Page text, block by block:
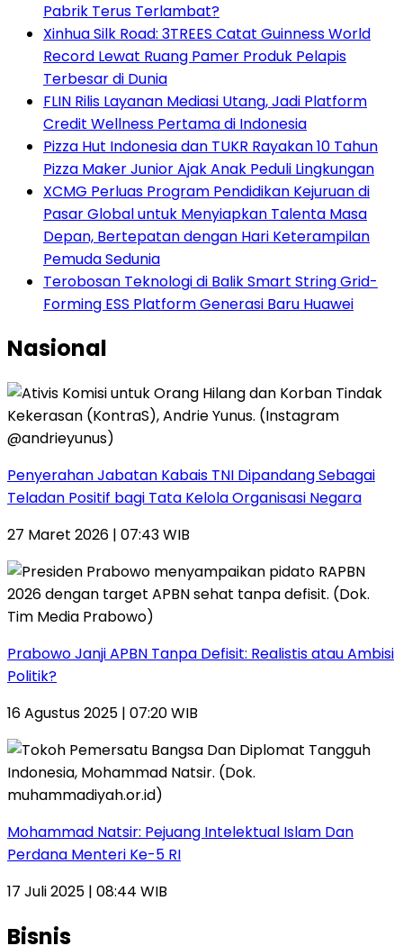
Pabrik Terus Terlambat?
Xinhua Silk Road: 3TREES Catat Guinness World
Record Lewat Ruang Pamer Produk Pelapis
Terbesar di Dunia
FLIN Rilis Layanan Mediasi Utang, Jadi Platform
Credit Wellness Pertama di Indonesia
Pizza Hut Indonesia dan TUKR Rayakan 10 Tahun
Pizza Maker Junior Ajak Anak Peduli Lingkungan
XCMG Perluas Program Pendidikan Kejuruan di
Pasar Global untuk Menyiapkan Talenta Masa
Depan, Bertepatan dengan Hari Keterampilan
Pemuda Sedunia
Terobosan Teknologi di Balik Smart String Grid-
Forming ESS Platform Generasi Baru Huawei
Nasional
Penyerahan Jabatan Kabais TNI Dipandang Sebagai
Teladan Positif bagi Tata Kelola Organisasi Negara
27 Maret 2026 | 07:43 WIB
Prabowo Janji APBN Tanpa Defisit: Realistis atau Ambisi
Politik?
16 Agustus 2025 | 07:20 WIB
Mohammad Natsir: Pejuang Intelektual Islam Dan
Perdana Menteri Ke-5 RI
17 Juli 2025 | 08:44 WIB
Bisnis